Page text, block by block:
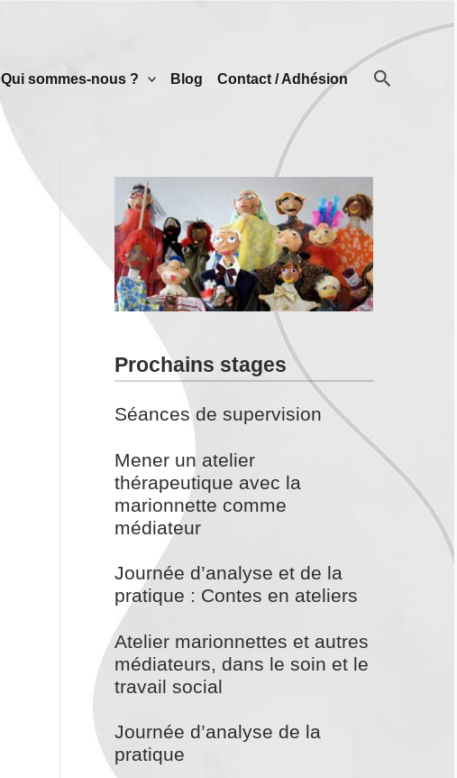
Qui sommes-nous ? Blog Contact / Adhésion
Prochains stages
Séances de supervision
Mener un atelier
thérapeutique avec la
marionnette comme
médiateur
Journée d’analyse et de la
pratique : Contes en ateliers
Atelier marionnettes et autres
médiateurs, dans le soin et le
travail social
Journée d’analyse de la
pratique